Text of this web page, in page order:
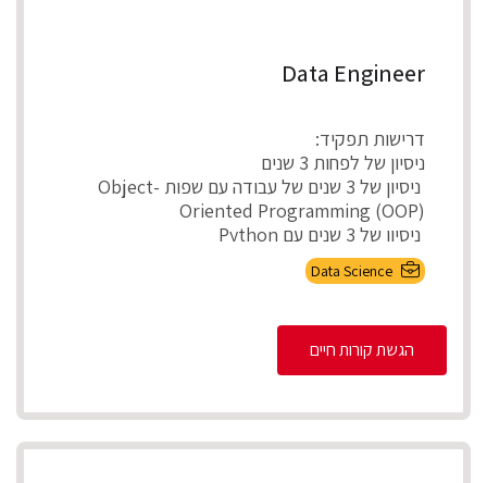
Data Engineer
דרישות תפקיד:
ניסיון של לפחות 3 שנים
ניסיון של 3 שנים של עבודה עם שפות Object-
Oriented Programming (OOP)
ניסיון של 3 שנים עם Python
ניס...Data Science
הגשת קורות חיים